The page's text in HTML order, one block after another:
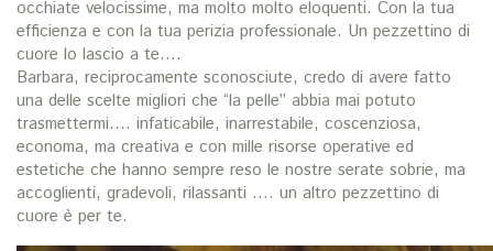
occhiate velocissime, ma molto molto eloquenti. Con la tua
efficienza e con la tua perizia professionale. Un pezzettino di
cuore lo lascio a te….
Barbara, reciprocamente sconosciute, credo di avere fatto
una delle scelte migliori che “la pelle” abbia mai potuto
trasmettermi…. infaticabile, inarrestabile, coscenziosa,
economa, ma creativa e con mille risorse operative ed
estetiche che hanno sempre reso le nostre serate sobrie, ma
accoglienti, gradevoli, rilassanti …. un altro pezzettino di
cuore è per te.